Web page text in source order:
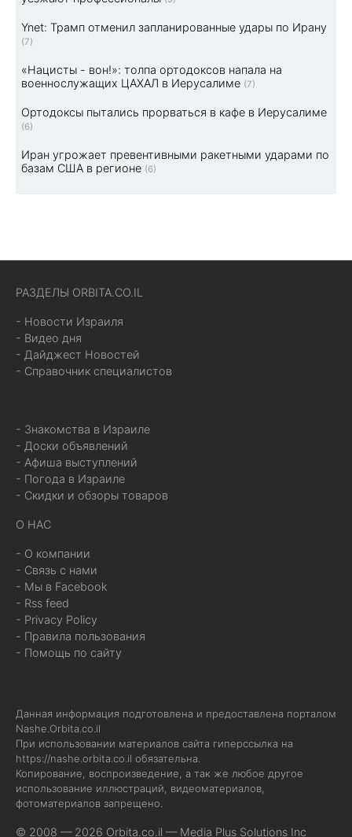
Ynet: Трамп отменил запланированные удары по Ирану
(7)
«Нацисты - вон!»: толпа ортодоксов напала на
военнослужащих ЦАХАЛ в Иерусалиме (7)
Ортодоксы пытались прорваться в кафе в Иерусалиме
(6)
Иран угрожает превентивными ракетными ударами по
базам США в регионе (6)
РАЗДЕЛЫ ORBITA.CO.IL
- Новости Израиля
- Видео дня
- Дайджест Новостей
- Справочник специалистов
- Знакомства в Израиле
- Доски объявлений
- Афиша выступлений
- Погода в Израиле
- Скидки и обзоры товаров
О НАС
- О компании
- Связь с нами
- Мы в Facebook
- Rss feed
- Privacy Policy
- Правила пользования
- Помощь по сайту
Данная информация подготовлена и предоставлена порталом
Nashe.Orbita.co.il
При использовании материалов сайта гиперссылка на
https://nashe.orbita.co.il обязательна.
Копирование, воспроизведение, а так же любое другое
использование иллюстраций, видеоматериалов,
фотоматериалов запрещено.
© 2008 — 2026 Orbita.co.il — Media Plus Solutions Inc